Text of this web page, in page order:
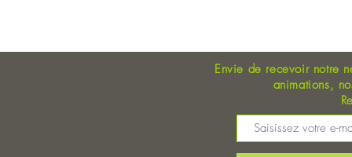
Envie de recevoir notre
animations,